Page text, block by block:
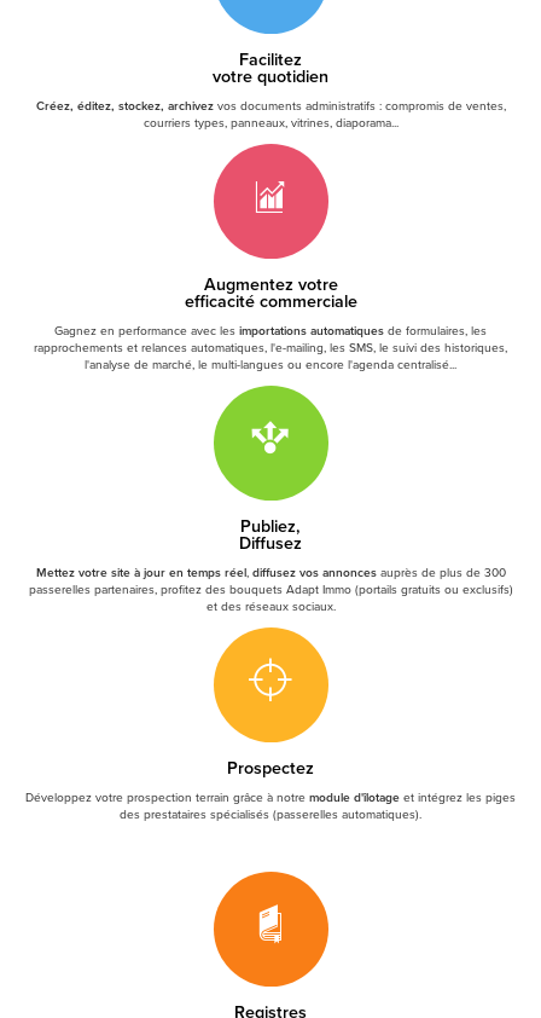
Facilitez
votre quotidien
Créez, éditez, stockez, archivezvos documents administratifs : compromis de ventes,
courriers types, panneaux, vitrines, diaporama...
Augmentez votre
efficacité commerciale
Gagnez en performance avec les importations automatiques de formulaires, les
rapprochements et relances automatiques, l'e-mailing, les SMS, le suivi des historiques,
l'analyse de marché, le multi-langues ou encore l'agenda centralisé...
Publiez,
Diffusez
Mettez votre site à jour en temps réel, diffusez vos annoncesauprès de plus de 300
passerelles partenaires, profitez des bouquets Adapt Immo (portails gratuits ou exclusifs)
et des réseaux sociaux.
Prospectez
Développez votre prospection terrain grâce à notre module d'îlotage et intégrez les piges
des prestataires spécialisés (passerelles automatiques).
Registres